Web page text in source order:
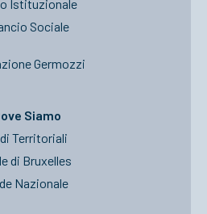
Istituzionale
Sociale
Germozzi
Siamo
Territoriali
di Bruxelles
Nazionale